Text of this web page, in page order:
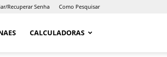
Recuperar Senha Como Pesquisar
CALCULADORAS